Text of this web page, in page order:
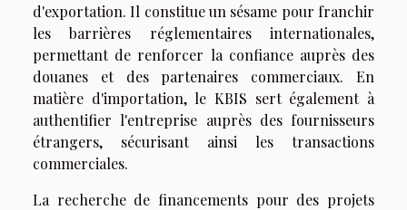
d'exportation. Il constitue un sésame pour franchir
les barrières réglementaires internationales,
permettant de renforcer la confiance auprès des
douanes et des partenaires commerciaux. En
matière d'importation, le KBIS sert également à
authentifier l'entreprise auprès des fournisseurs
étrangers, sécurisant ainsi les transactions
commerciales.
La recherche de financements pour des projets